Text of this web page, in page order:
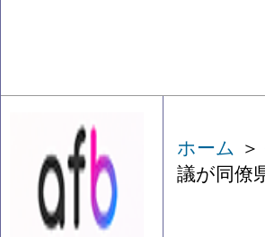
ホーム ＞
議が同僚